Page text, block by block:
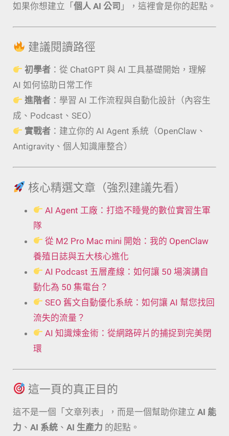
如果你想建立「 個人 AI 公司 」，這裡會是你的起點。
建議閱讀路徑
初學者 ：從 ChatGPT 與 AI 工具基礎開始，理解
AI 如何協助日常工作
進階者 ：學習 AI 工作流程與自動化設計（內容生
成、Podcast、SEO）
實戰者 ：建立你的 AI Agent 系統（OpenClaw、
Antigravity、個人知識庫整合）
核心精選文章（強烈建議先看）
AI Agent 工廠：打造不睡覺的數位實習生軍
隊
從 M2 Pro Mac mini 開始：我的 OpenClaw
養殖日誌與五大核心進化
AI Podcast 五層產線：如何讓 50 場演講自
動化為 50 集電台？
SEO 舊文自動優化系統：如何讓 AI 幫您找回
流失的流量？
AI 知識煉金術：從網路碎片的捕捉到完美閉
環
這一頁的真正目的
這不是一個「文章列表」，而是一個幫助你建立 AI 能
力 、 AI 系統 、 AI 生產力 的起點。